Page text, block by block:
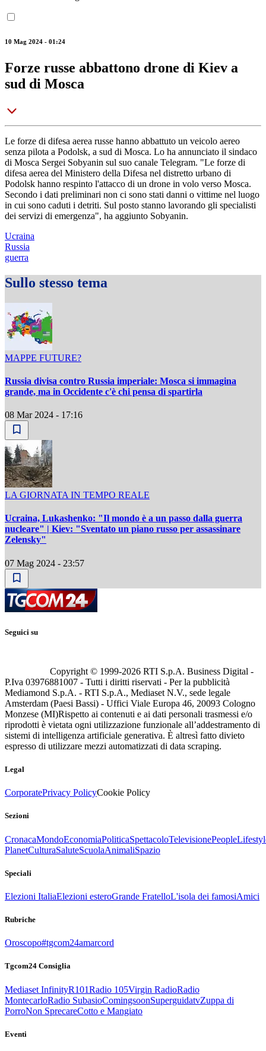
10 Mag 2024 - 01:24
Forze russe abbattono drone di Kiev a
sud di Mosca
Le forze di difesa aerea russe hanno abbattuto un veicolo aereo
senza pilota a Podolsk, a sud di Mosca. Lo ha annunciato il sindaco
di Mosca Sergei Sobyanin sul suo canale Telegram. "Le forze di
difesa aerea del Ministero della Difesa nel distretto urbano di
Podolsk hanno respinto l'attacco di un drone in volo verso Mosca.
Secondo i dati preliminari non ci sono stati danni o vittime nel luogo
in cui sono caduti i detriti. Sul posto stanno lavorando gli specialisti
dei servizi di emergenza", ha aggiunto Sobyanin.
Ucraina
Russia
guerra
Sullo stesso tema
MAPPE FUTURE?
Russia divisa contro Russia imperiale: Mosca si immagina
grande, ma in Occidente c'è chi pensa di spartirla
08 Mar 2024 - 17:16
LA GIORNATA IN TEMPO REALE
Ucraina, Lukashenko: "Il mondo è a un passo dalla guerra
nucleare" | Kiev: "Sventato un piano russo per assassinare
Zelensky"
07 Mag 2024 - 23:57
Seguici su
Copyright © 1999-2026 RTI S.p.A. Business Digital -
P.Iva 03976881007 - Tutti i diritti riservati - Per la pubblicità
Mediamond S.p.A. - RTI S.p.A., Mediaset N.V., sede legale
Amsterdam (Paesi Bassi) - Uffici Viale Europa 46, 20093 Cologno
Monzese (MI)Rispetto ai contenuti e ai dati personali trasmessi e/o
riprodotti è vietata ogni utilizzazione funzionale all’addestramento di
sistemi di intelligenza artificiale generativa. È altresì fatto divieto
espresso di utilizzare mezzi automatizzati di data scraping.
Legal
CorporatePrivacy PolicyCookie Policy
Sezioni
CronacaMondoEconomiaPoliticaSpettacoloTelevisionePeople
PlanetCulturaSaluteScuolaAnimaliSpazio
Speciali
Elezioni ItaliaElezioni esteroGrande FratelloL'isola dei famosiAmici
Rubriche
Oroscopo#tgcom24amarcord
Tgcom24 Consiglia
Mediaset InfinityR101Radio 105Virgin RadioRadio
MontecarloRadio SubasioComingsoonSuperguidatvZuppa di
PorroNon SprecareCotto e Mangiato
Eventi